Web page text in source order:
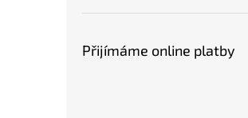
Přijímáme online platby